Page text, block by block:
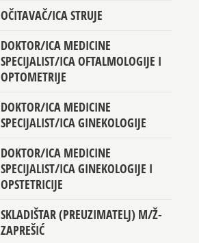
OČITAVAČ/ICA STRUJE
DOKTOR/ICA MEDICINE
SPECIJALIST/ICA OFTALMOLOGIJE I
OPTOMETRIJE
DOKTOR/ICA MEDICINE
SPECIJALIST/ICA GINEKOLOGIJE
DOKTOR/ICA MEDICINE
SPECIJALIST/ICA GINEKOLOGIJE I
OPSTETRICIJE
SKLADIŠTAR (PREUZIMATELJ) M/Ž-
ZAPREŠIĆ